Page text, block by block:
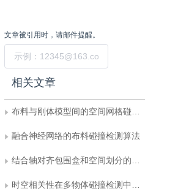
文章被引用时，请邮件提醒。
相关文章
布料与刚体模型间的空间网格碰撞检测方法
融合神经网络的布料碰撞检测算法
结合轴对齐包围盒和空间划分的碰撞检测算法
时空相关性在多物体碰撞检测中的应用